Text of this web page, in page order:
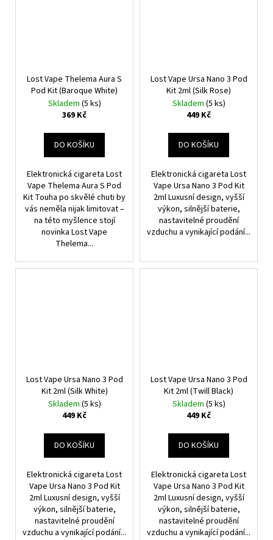
Lost Vape Thelema Aura S
Pod Kit (Baroque White)
Skladem (5 ks)
369 Kč
DO KOŠÍKU
Elektronická cigareta Lost
Vape Thelema Aura S Pod
Kit Touha po skvělé chuti by
vás neměla nijak limitovat –
na této myšlence stojí
novinka Lost Vape
Thelema...
Lost Vape Ursa Nano 3 Pod
Kit 2ml (Silk Rose)
Skladem (5 ks)
449 Kč
DO KOŠÍKU
Elektronická cigareta Lost
Vape Ursa Nano 3 Pod Kit
2ml Luxusní design, vyšší
výkon, silnější baterie,
nastavitelné proudění
vzduchu a vynikající podání...
Lost Vape Ursa Nano 3 Pod
Kit 2ml (Silk White)
Skladem (5 ks)
449 Kč
DO KOŠÍKU
Elektronická cigareta Lost
Vape Ursa Nano 3 Pod Kit
2ml Luxusní design, vyšší
výkon, silnější baterie,
nastavitelné proudění
vzduchu a vynikající podání...
Lost Vape Ursa Nano 3 Pod
Kit 2ml (Twill Black)
Skladem (5 ks)
449 Kč
DO KOŠÍKU
Elektronická cigareta Lost
Vape Ursa Nano 3 Pod Kit
2ml Luxusní design, vyšší
výkon, silnější baterie,
nastavitelné proudění
vzduchu a vynikající podání...